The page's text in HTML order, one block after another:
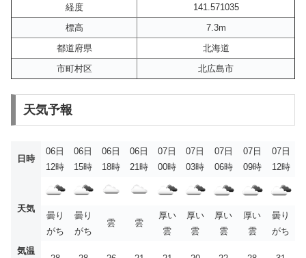
経度
141.571035
標高
7.3m
都道府県
北海道
市町村区
北広島市
天気予報
日時
06日
12時
06日
15時
06日
18時
06日
21時
07日
00時
07日
03時
07日
06時
07日
09時
07日
12時
天気
曇り
がち
曇り
がち
雲 雲
厚い
雲
厚い
雲
厚い
雲
厚い
雲
曇り
がち
気温